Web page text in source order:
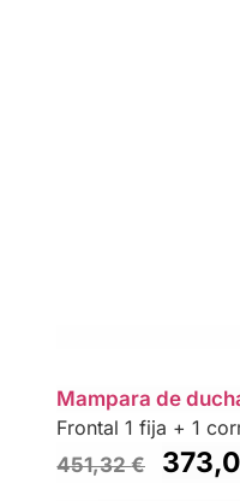
Mampara de
Frontal 1 fija + 1
451,32€